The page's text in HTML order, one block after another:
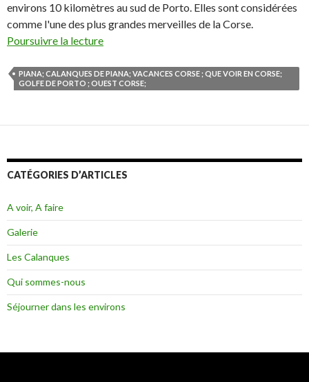
environs 10 kilomètres au sud de Porto. Elles sont considérées
comme l'une des plus grandes merveilles de la Corse.
Poursuivre la lecture
PIANA; CALANQUES DE PIANA; VACANCES CORSE ; QUE VOIR EN CORSE;
GOLFE DE PORTO ; OUEST CORSE;
CATÉGORIES D’ARTICLES
A voir, A faire
Galerie
Les Calanques
Qui sommes-nous
Séjourner dans les environs